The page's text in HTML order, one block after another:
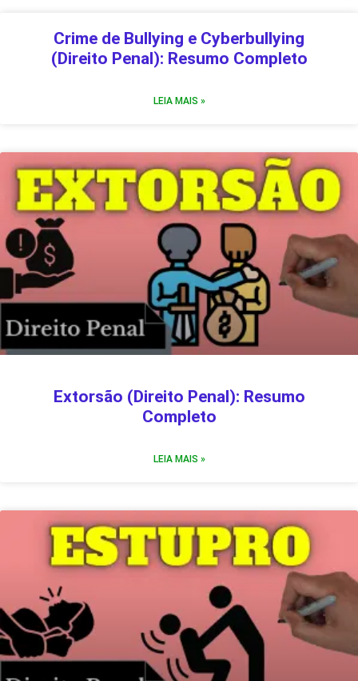
Crime de Bullying e Cyberbullying
(Direito Penal): Resumo Completo
LEIA MAIS »
Extorsão (Direito Penal): Resumo
Completo
LEIA MAIS »